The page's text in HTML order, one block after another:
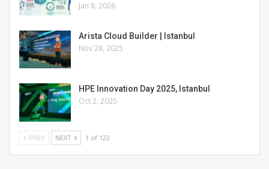
Jan 8, 2026
Arista Cloud Builder | Istanbul
Nov 28, 2025
HPE Innovation Day 2025, Istanbul
Oct 2, 2025
PREV NEXT 1 of 122